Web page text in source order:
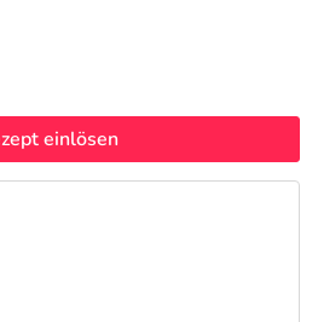
einlösen